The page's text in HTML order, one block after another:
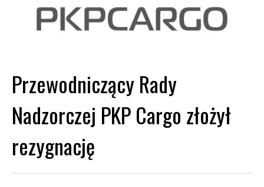
Przewodniczący Rady
Nadzorczej PKP Cargo złożył
rezygnację